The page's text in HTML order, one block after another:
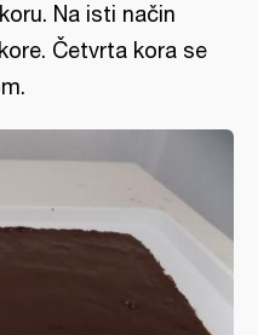
Na isti način
Četvrta kora se